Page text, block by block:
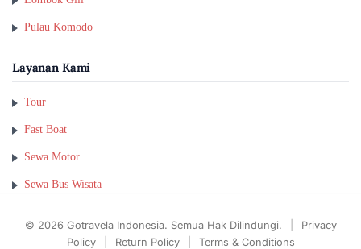
Pulau Komodo
Layanan Kami
Tour
Fast Boat
Sewa Motor
Sewa Bus Wisata
© 2026 Gotravela Indonesia. Semua Hak Dilindungi.
Privacy
Policy
Return Policy Terms & Conditions